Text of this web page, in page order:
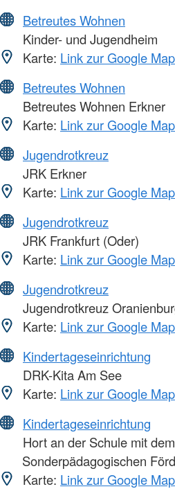
Betreutes Wohnen
Kinder- und Jugendheim
Karte: Link zur Google
Betreutes Wohnen
Betreutes Wohnen Erkner
Karte: Link zur Google
Jugendrotkreuz
JRK Erkner
Karte: Link zur Google
Jugendrotkreuz
JRK Frankfurt (Oder)
Karte: Link zur Google
Jugendrotkreuz
Jugendrotkreuz
Karte: Link zur Google
Kindertageseinrichtung
DRK-Kita Am See
Karte: Link zur Google
Kindertageseinrichtung
Hort an der Schule mit dem
Sonderpädagogischen
Karte: Link zur Google